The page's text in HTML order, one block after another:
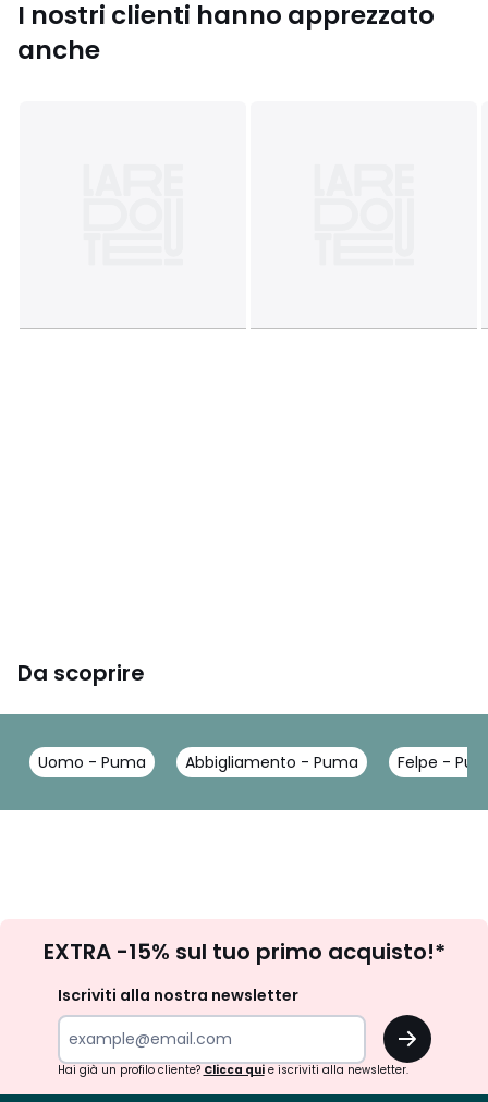
I nostri clienti hanno apprezzato
anche
Da scoprire
Uomo - Puma Abbigliamento - Puma Felpe -
newsletter
EXTRA -15% sul tuo primo acquisto!*
Iscriviti alla nostra newsletter
OK
Hai già un profilo cliente? Clicca quie iscriviti alla newsletter.